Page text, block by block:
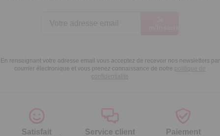
courrier électronique et vous prenez connaissance de notrepolitique de
confidentialité
Satisfait
ou remboursé
Service client
à votre écoute
Paiement
sécurisé